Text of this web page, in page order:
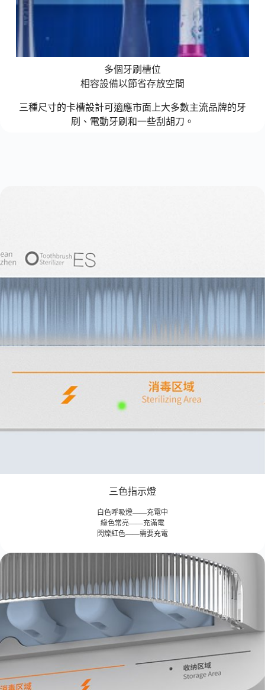
多個牙刷槽位
相容設備以節省存放空間
三種尺寸的卡槽設計可適應市面上大多數主流品牌的牙
刷、電動牙刷和一些刮胡刀。
三色指示燈
白色呼吸燈——充電中
綠色常亮——充滿電
閃爍紅色——需要充電